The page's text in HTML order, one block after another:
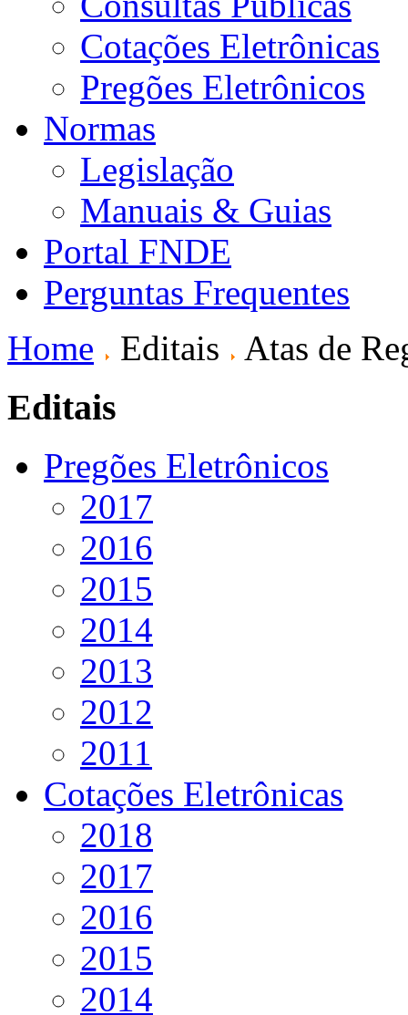
Cotações Eletrônicas
Pregões Eletrônicos
Normas
Legislação
Manuais & Guias
Portal FNDE
Perguntas Frequentes
Home
Editais Atas de
Editais
Pregões Eletrônicos
2017
2016
2015
2014
2013
2012
2011
Cotações Eletrônicas
2018
2017
2016
2015
2014